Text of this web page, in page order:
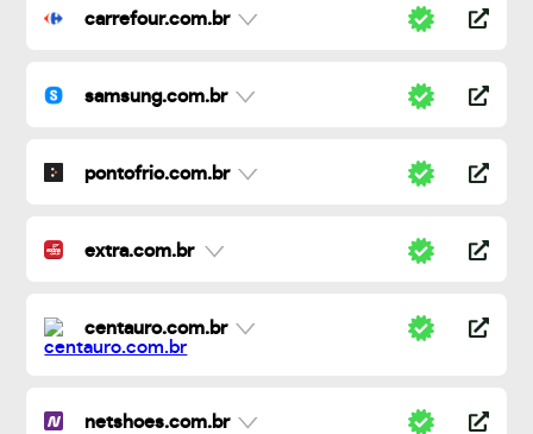
carrefour.com.br
samsung.com.br
pontofrio.com.br
extra.com.br
centauro.com.br
netshoes.com.br